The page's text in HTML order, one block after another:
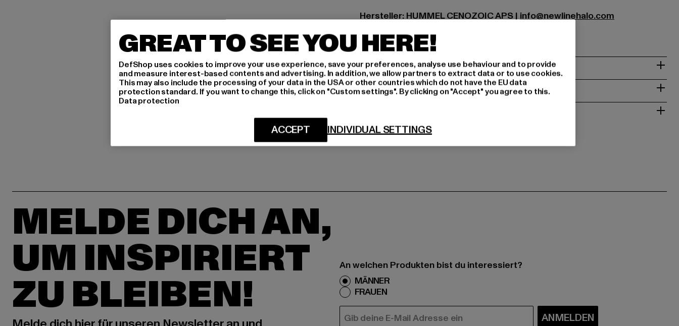
Hersteller: HUMMEL CENOZOIC APS |info@newlinehalo.com
GRÖSSE & PASSFORM
PFLEGEHINWEISE
MELDE DICH AN,
UM INSPIRIERT
ZU BLEIBEN!
An welchen Produkten bist du interessiert?
MÄNNER
FRAUEN
E-MAIL ANMELDEN
GREAT TO SEE YOU HERE!
DefShop uses cookies to improve your use experience, save your preferences, analyse use behaviour and to provide
and measure interest-based contents and advertising. In addition, we allow partners to extract data or to use cookies.
This may also include the processing of your data in the USA or other countries which do not have the EU data
protection standard. If you want to change this, click on "Custom settings". By clicking on "Accept" you agree to this.
Data protection
INDIVIDUAL SETTINGS
ACCEPT